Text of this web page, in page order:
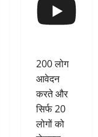
200 लोग
आवेदन
करते और
सिर्फ 20
लोगों को